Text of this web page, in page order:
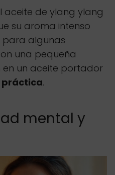
aceite de ylang ylang
su aroma intenso
algunas
una pequeña
en un aceite portador
práctica.
mental y